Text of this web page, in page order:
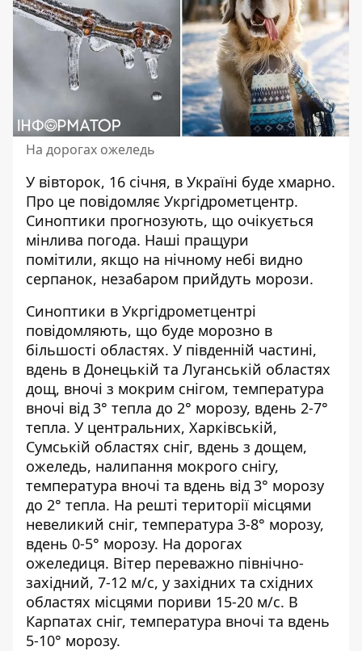
На дорогах ожеледь
У вівторок, 16 січня, в Україні буде хмарно.
Про це повідомляє Укргідрометцентр.
Синоптики прогнозують, що очікується
мінлива погода. Наші пращури
помітили, якщо на нічному небі видно
серпанок, незабаром прийдуть морози.
Синоптики в Укргідрометцентрі
повідомляють, що буде морозно в
більшості областях. У південній частині,
вдень в Донецькій та Луганській областях
дощ, вночі з мокрим снігом, температура
вночі від 3° тепла до 2° морозу, вдень 2-7°
тепла. У центральних, Харківській,
Сумській областях сніг, вдень з дощем,
ожеледь, налипання мокрого снігу,
температура вночі та вдень від 3° морозу
до 2° тепла. На решті території місцями
невеликий сніг, температура 3-8° морозу,
вдень 0-5° морозу. На дорогах
ожеледиця. Вітер переважно північно-
західний, 7-12 м/с, у західних та східних
областях місцями пориви 15-20 м/с. В
Карпатах сніг, температура вночі та вдень
5-10° морозу.